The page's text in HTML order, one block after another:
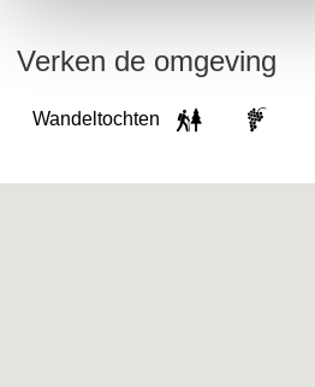
Verken de omgeving
Wandeltochten